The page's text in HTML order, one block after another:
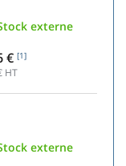
externe
€ [1]
HT
externe